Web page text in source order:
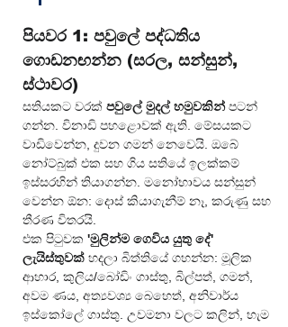
පියවර 1: පවුලේ පද්ධතිය
ගොඩනඟන්න (සරල, සන්සුන්,
ස්ථාවර)
සතියකට වරක් පවුලේ මුදල් හමුවකින් පටන්
ගන්න. විනාඩි පහළොවක් ඇති. මේසයකට
වාඩිවෙන්න, දුවන ගමන් නෙවෙයි. ඔබේ
නෝට්බුක් එක සහ ගිය සතියේ ඉලක්කම්
ඉස්සරහින් තියාගන්න. මනෝභාවය සන්සුන්
වෙන්න ඕන: දොස් කියාගැනීම් නෑ, කරුණු සහ
තීරණ විතරයි.
එක පිටුවක 'මුලින්ම ගෙවිය යුතු දේ'
ලැයිස්තුවක් හදලා බිත්තියේ ගහන්න: මූලික
ආහාර, කුලිය/බෝඩිං ගාස්තු, බිල්පත්, ගමන්,
අවම ණය, අත්‍යවශ්‍ය බෙහෙත්, අනිවාර්ය
ඉස්කෝලේ ගාස්තු. උවමනා වලට කලින්, හැම